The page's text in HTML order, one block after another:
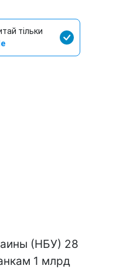
тільки
(НБУ) 28
1 млрд